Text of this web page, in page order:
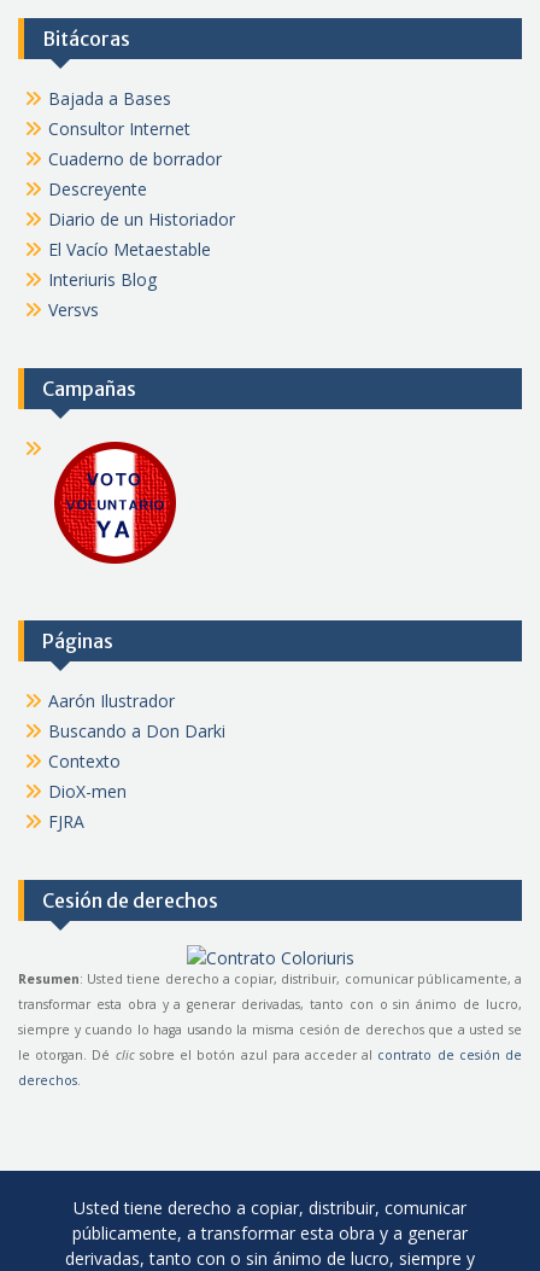
Bitácoras
Bajada a Bases
Consultor Internet
Cuaderno de borrador
Descreyente
Diario de un Historiador
El Vacío Metaestable
Interiuris Blog
Versvs
Campañas
Páginas
Aarón Ilustrador
Buscando a Don Darki
Contexto
DioX-men
FJRA
Cesión de derechos
Resumen: Usted tiene derecho a copiar, distribuir, comunicar públicamente, a
transformar esta obra y a generar derivadas, tanto con o sin ánimo de lucro,
siempre y cuando lo haga usando la misma cesión de derechos que a usted se
le otorgan. Dé clicsobre el botón azul para acceder al contrato de cesión de
derechos
Usted tiene derecho a copiar, distribuir, comunicar
públicamente, a transformar esta obra y a generar
derivadas, tanto con o sin ánimo de lucro, siempre y